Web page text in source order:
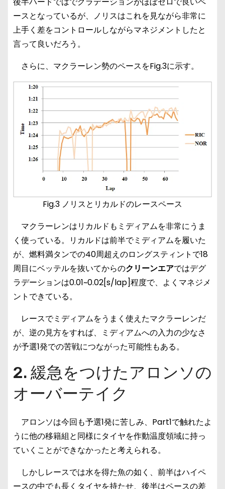
ースとなっているが、ノリスはこれを見ながら非常に
上手く差をコントロールしながらマネジメントしたと
言って良いだろう。
さらに、マクラーレン勢のペースをFig.3に示す。
Fig.3 ノリスとリカルドのレースペース
マクラーレンはリカルドもミディアムを非常にうま
く使っている。リカルドは前半でミディアムを履いた
が、燃料満タンでの40周超えのロングスティントで18
周目にベッテルを抜いてからのクリーンエアではデグ
ラデーションは0.01~0.02[s/lap]程度で、よくマネジメ
ントできている。
レースでミディアムをうまく使えたマクラーレンだ
が、逆の見方をすれば、ミディアムへの入力の少なさ
が予選1発での苦戦につながった可能性もある。
2. 緩急をつけたアロンソの
オーバーテイク
アロンソは今回も予選1発に苦しみ、Part1で触れたよ
うに他の移籍組と同様にタイヤを作動温度領域に持っ
ていくことができなかったと考えられる。
しかしレースでは水を得た魚の如く、前半はハイペ
ースの中でも長くタイヤを持たせ、後半はペースの差